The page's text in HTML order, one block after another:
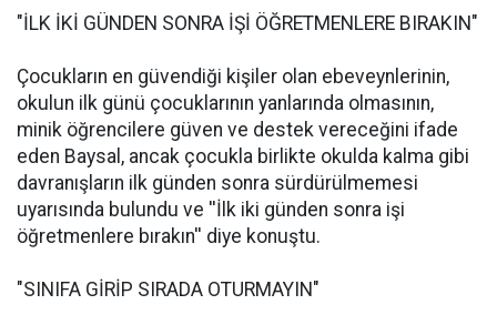
"İLK İKİ GÜNDEN SONRA İŞİ ÖĞRETMENLERE BIRAKIN"
Çocukların en güvendiği kişiler olan ebeveynlerinin,
okulun ilk günü çocuklarının yanlarında olmasının,
minik öğrencilere güven ve destek vereceğini ifade
eden Baysal, ancak çocukla birlikte okulda kalma gibi
davranışların ilk günden sonra sürdürülmemesi
uyarısında bulundu ve ''İlk iki günden sonra işi
öğretmenlere bırakın'' diye konuştu.
"SINIFA GİRİP SIRADA OTURMAYIN"